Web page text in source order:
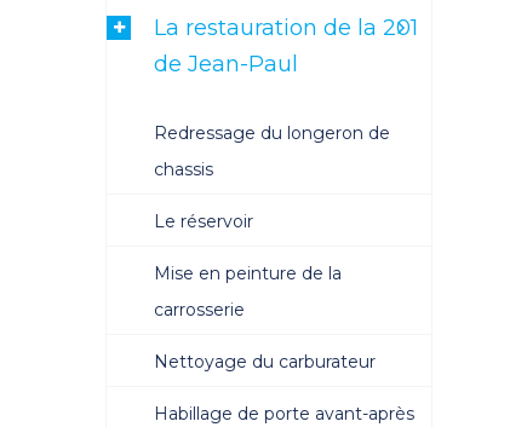
La restauration de la 201
de Jean-Paul
Redressage du longeron de
chassis
Le réservoir
Mise en peinture de la
carrosserie
Nettoyage du carburateur
Habillage de porte avant-après